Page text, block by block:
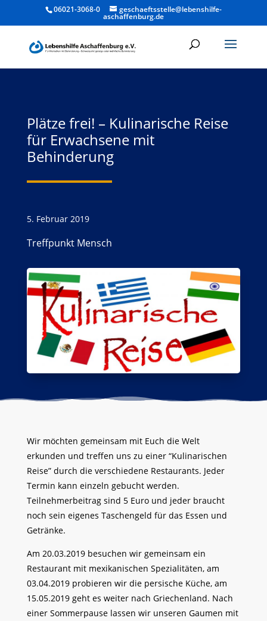
06021-3068-0 geschaeftsstelle@lebenshilfe-
aschaffenburg.de
Plätze frei! – Kulinarische Reise
für Erwachsene mit
Behinderung
5. Februar 2019
Treffpunkt Mensch
Wir möchten gemeinsam mit Euch die Welt
erkunden und treffen uns zu einer “Kulinarischen
Reise” durch die verschiedene Restaurants. Jeder
Termin kann einzeln gebucht werden.
Teilnehmerbeitrag sind 5 Euro und jeder braucht
noch sein eigenes Taschengeld für das Essen und
Getränke.
Am 20.03.2019 besuchen wir gemeinsam ein
Restaurant mit mexikanischen Spezialitäten, am
03.04.2019 probieren wir die persische Küche, am
15.05.2019 geht es weiter nach Griechenland. Nach
einer Sommerpause lassen wir unseren Gaumen mit